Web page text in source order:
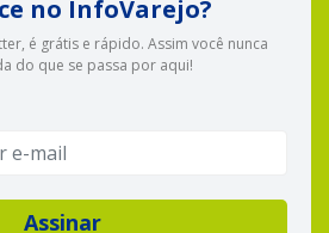
no InfoVarejo?
é grátis e rápido. Assim você nunca
do que se passa por aqui!